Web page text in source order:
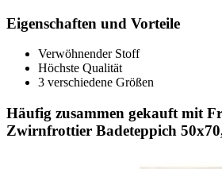
Eigenschaften und Vorteile
Verwöhnender Stoff
Höchste Qualität
3 verschiedene Größen
Häufig zusammen gekauft mit
Zwirnfrottier Badeteppich